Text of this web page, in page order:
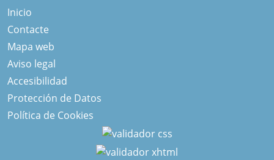
Inicio
Contacte
Mapa web
Aviso legal
Accesibilidad
Protección de Datos
Política de Cookies